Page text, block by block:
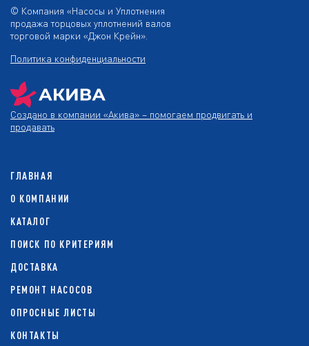
© Компания «Насосы и Уплотнения
продажа торцовых уплотнений валов
торговой марки «Джон Крейн».
Политика конфиденциальности
Создано в компании «Акива» – помогаем продвигать и
продавать
ГЛАВНАЯ
О КОМПАНИИ
КАТАЛОГ
ПОИСК ПО КРИТЕРИЯМ
ДОСТАВКА
РЕМОНТ НАСОСОВ
ОПРОСНЫЕ ЛИСТЫ
КОНТАКТЫ